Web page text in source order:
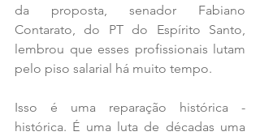
da proposta, senador Fabiano
Contarato, do PT do Espírito Santo,
lembrou que esses profissionais lutam
pelo piso salarial há muito tempo.
Isso é uma reparação histórica -
histórica. É uma luta de décadas uma